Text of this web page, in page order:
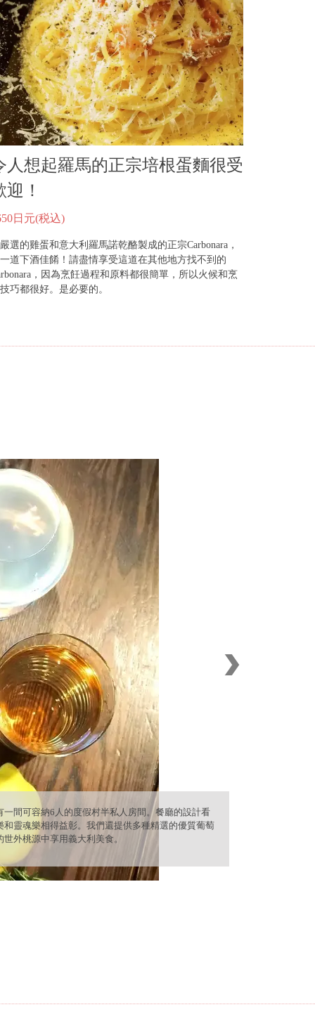
人想起羅馬的正宗培根蛋麵很受
迎！
日元(税込)
選的雞蛋和意大利羅馬諾乾酪製成的正宗Carbonara，
道下酒佳餚！請盡情享受這道在其他地方找不到的
，因為烹飪過程和原料都很簡單，所以火候和烹
巧都很好。是必要的。
料理和餐廳準備的A5和牛及葡萄酒的套餐7,800日
心聯繫我們了解詳情。我們建議您儘早預訂。